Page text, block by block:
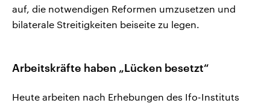
auf, die notwendigen Reformen umzusetzen und
bilaterale Streitigkeiten beiseite zu legen.
Arbeitskräfte haben „Lücken besetzt“
Heute arbeiten nach Erhebungen des Ifo-Instituts